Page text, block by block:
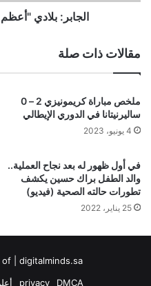
الجابر: بلادي "أعظم
مقالات ذات صلة
ملخص مباراة كريمونيزي 2 – 0
ساليرنيتانا في الدوري الإيطالي
4 يونيو، 2023
في أول ظهور له بعد نجاح العملية..
والد الطفل براك حسين يكشف
تطورات حالته الصحية (فيديو)
25 يناير، 2022
| digitalminds.sa
DMCA
privacy